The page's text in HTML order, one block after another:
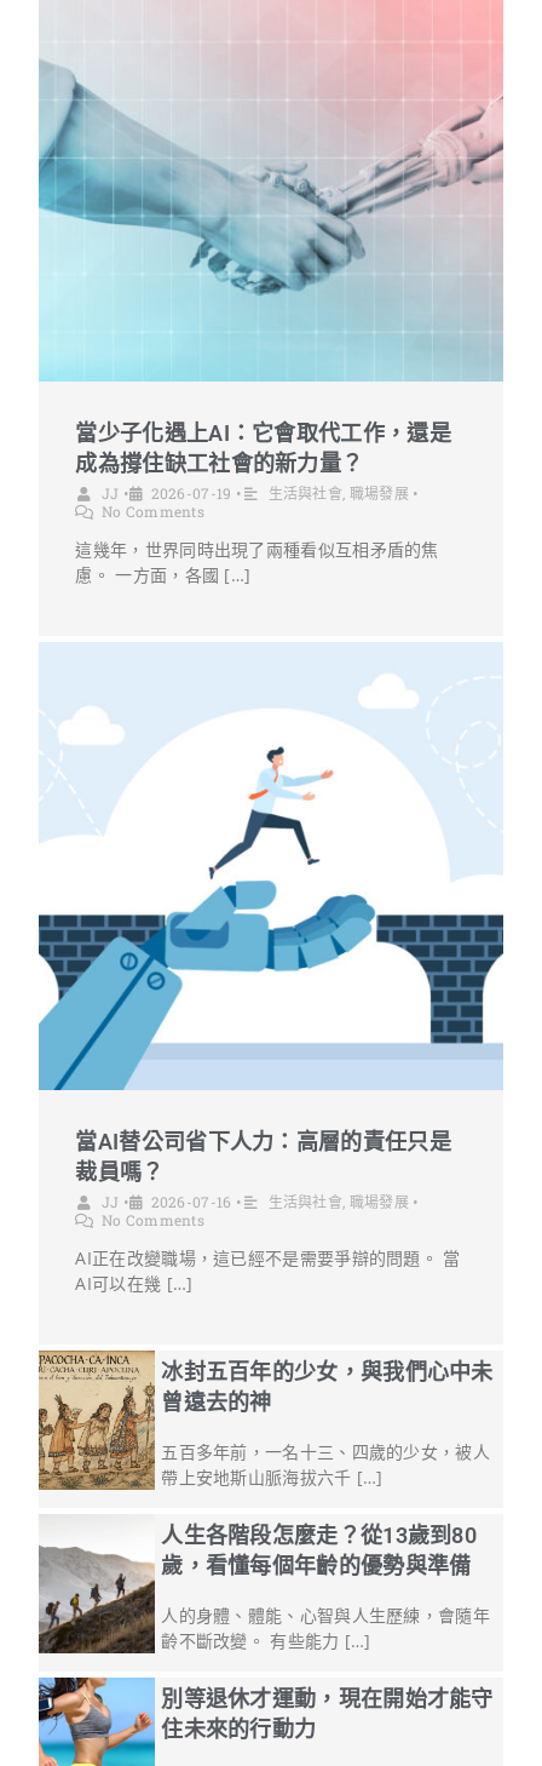
當少子化遇上AI：它會取代工作，還是
成為撐住缺工社會的新力量？
JJ • 2026-07-19 • 生活與社會, 職場發展 •
No Comments
這幾年，世界同時出現了兩種看似互相矛盾的焦
慮。 一方面，各國 […]
當AI替公司省下人力：高層的責任只是
裁員嗎？
JJ • 2026-07-16 • 生活與社會, 職場發展 •
No Comments
AI正在改變職場，這已經不是需要爭辯的問題。 當
AI可以在幾 […]
冰封五百年的少女，與我們心中未
曾遠去的神
五百多年前，一名十三、四歲的少女，被人
帶上安地斯山脈海拔六千 […]
人生各階段怎麼走？從13歲到80
歲，看懂每個年齡的優勢與準備
人的身體、體能、心智與人生歷練，會隨年
齡不斷改變。 有些能力 […]
別等退休才運動，現在開始才能守
住未來的行動力